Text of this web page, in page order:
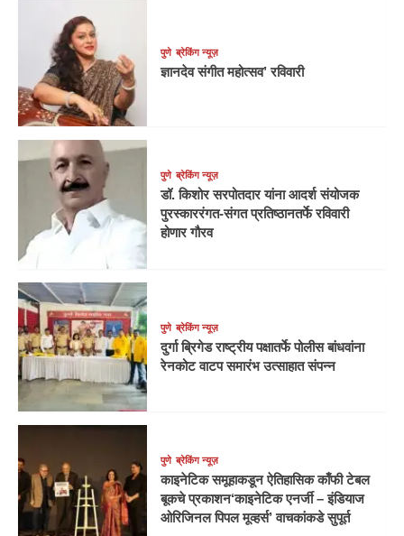
पुणे ब्रेकिंग न्यूज़
ज्ञानदेव संगीत महोत्सव’ रविवारी
पुणे ब्रेकिंग न्यूज़
डॉ. किशोर सरपोतदार यांना आदर्श संयोजक
पुरस्काररंगत-संगत प्रतिष्ठानतर्फे रविवारी
होणार गौरव
पुणे ब्रेकिंग न्यूज़
दुर्गा ब्रिगेड राष्ट्रीय पक्षातर्फे पोलीस बांधवांना
रेनकोट वाटप समारंभ उत्साहात संपन्न
पुणे ब्रेकिंग न्यूज़
काइनेटिक समूहाकडून ऐतिहासिक काँफी टेबल
बूकचे प्रकाशन‘काइनेटिक एनर्जी – इंडियाज
ओरिजिनल पिपल मूव्हर्स’ वाचकांकडे सुपूर्त